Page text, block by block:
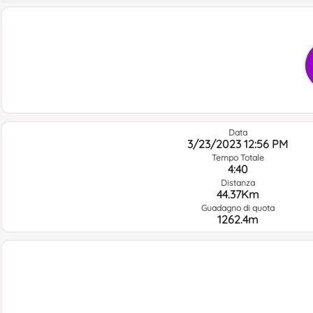
Data
3/23/2023 12:56 PM
Tempo Totale
4:40
Distanza
44.37Km
Guadagno di quota
1262.4m